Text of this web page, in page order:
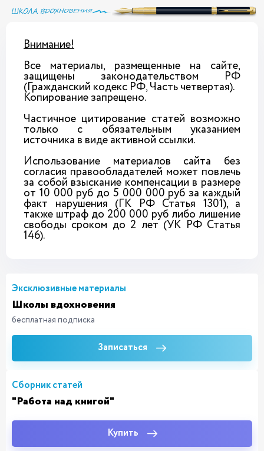
Внимание!
Все материалы, размещенные на сайте,
защищены законодательством РФ
(Гражданский кодекс РФ, Часть четвертая).
Копирование запрещено.
Частичное цитирование статей возможно
только с обязательным указанием
источника в виде активной ссылки.
Использование материалов сайта без
согласия правообладателей может повлечь
за собой взыскание компенсации в размере
от 10 000 руб до 5 000 000 руб за каждый
факт нарушения (ГК РФ Статья 1301), а
также штраф до 200 000 руб либо лишение
свободы сроком до 2 лет (УК РФ Статья
146).
Эксклюзивные материалы
Школы вдохновения
бесплатная подписка
Записаться
Сборник статей
"Работа над книгой"
Купить